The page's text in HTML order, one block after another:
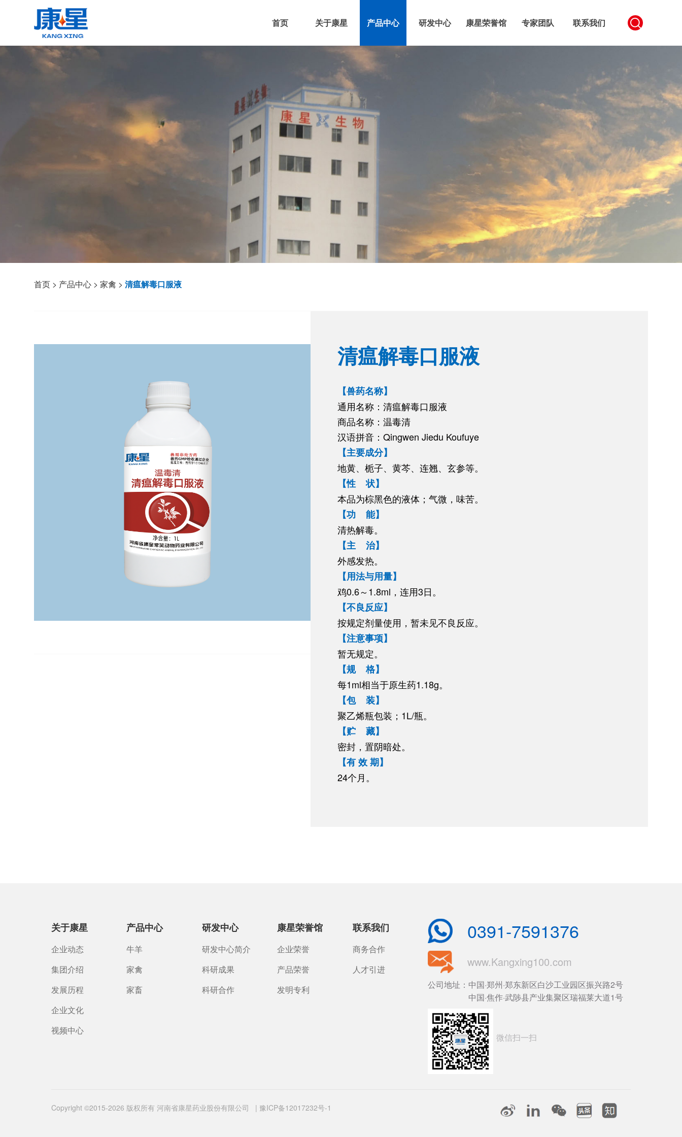
首页 关于康星
企业动态 集团介绍
产品中心 研发中心 康星荣誉馆 专家团队 联系我们
首页 > 产品中心 >家禽 >清瘟解毒口服液
清瘟解毒口服液
【兽药名称】
通用名称：清瘟解毒口服液
商品名称：温毒清
汉语拼音：Qingwen Jiedu Koufuye
【主要成分】
地黄、栀子、黄芩、连翘、玄参等。
【性 状】
本品为棕黑色的液体；气微，味苦。
【功 能】
清热解毒。
【主 治】
外感发热。
【用法与用量】
鸡0.6～1.8ml，连用3日。
【不良反应】
按规定剂量使用，暂未见不良反应。
【注意事项】
暂无规定。
【规 格】
每1ml相当于原生药1.18g。
【包 装】
聚乙烯瓶包装；1L/瓶。
【贮 藏】
密封，置阴暗处。
【有 效 期】
24个月。
关于康星
企业动态
集团介绍
发展历程
企业文化
视频中心
产品中心
牛羊
家禽
家畜
研发中心
研发中心简介
科研成果
科研合作
康星荣誉馆
企业荣誉
产品荣誉
发明专利
联系我们
商务合作
人才引进
0391-7591376
www.Kangxing100.com
公司地址：中国·郑州·郑东新区白沙工业园区振兴路2号
中国·焦作·武陟县产业集聚区瑞福莱大道1号
微信扫一扫
Copyright ©2015-2026 版权所有 河南省康星药业股份有限公司 | 豫ICP备12017232号-1